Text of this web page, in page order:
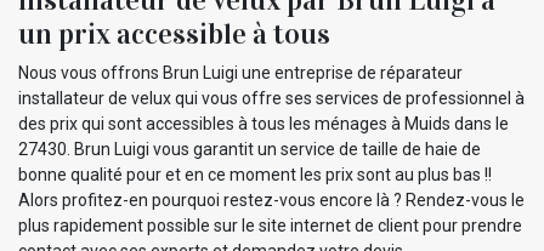
un prix accessible à tous
Nous vous offrons Brun Luigi une entreprise de réparateur
installateur de velux qui vous offre ses services de professionnel à
des prix qui sont accessibles à tous les ménages à Muids dans le
27430. Brun Luigi vous garantit un service de taille de haie de
bonne qualité pour et en ce moment les prix sont au plus bas !!
Alors profitez-en pourquoi restez-vous encore là ? Rendez-vous le
plus rapidement possible sur le site internet de client pour prendre